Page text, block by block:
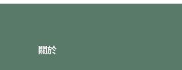
關於